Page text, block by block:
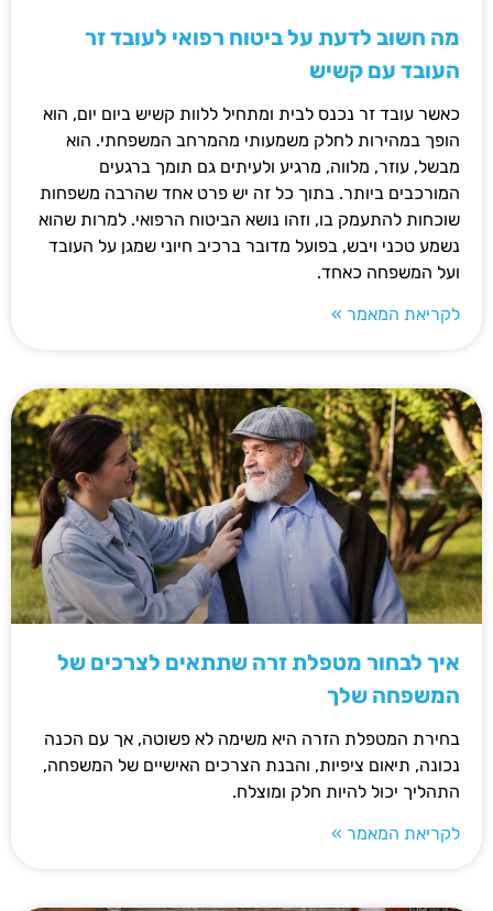
מה חשוב לדעת על ביטוח רפואי לעובד זר
העובד עם קשיש
כאשר עובד זר נכנס לבית ומתחיל ללוות קשיש ביום יום, הוא
הופך במהירות לחלק משמעותי מהמרחב המשפחתי. הוא
מבשל, עוזר, מלווה, מרגיע ולעיתים גם תומך ברגעים
המורכבים ביותר. בתוך כל זה יש פרט אחד שהרבה משפחות
שוכחות להתעמק בו, וזהו נושא הביטוח הרפואי. למרות שהוא
נשמע טכני ויבש, בפועל מדובר ברכיב חיוני שמגן על העובד
ועל המשפחה כאחד.
לקריאת המאמר »
איך לבחור מטפלת זרה שתתאים לצרכים של
המשפחה שלך
בחירת המטפלת הזרה היא משימה לא פשוטה, אך עם הכנה
נכונה, תיאום ציפיות, והבנת הצרכים האישיים של המשפחה,
התהליך יכול להיות חלק ומוצלח.
לקריאת המאמר »